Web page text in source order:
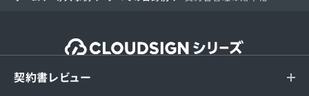
契約書レビュー